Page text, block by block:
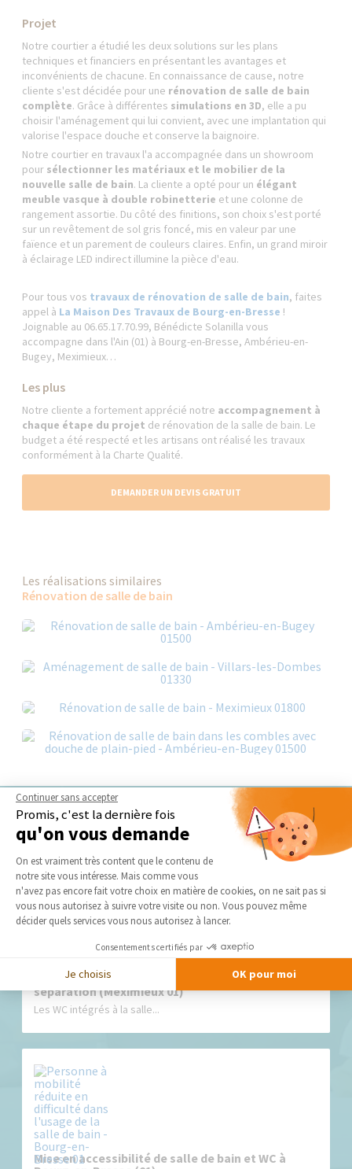
Projet
Notre courtier a étudié les deux solutions sur les plans
techniques et financiers en présentant les avantages et
inconvénients de chacune. En connaissance de cause, notre
cliente s'est décidée pour une rénovation de salle de bain
complète. Grâce à différentes simulations en 3D, elle a pu
choisir l'aménagement qui lui convient, avec une implantation qui
valorise l'espace douche et conserve la baignoire.
Notre courtier en travaux l'a accompagnée dans un showroom
pour sélectionner les matériaux et le mobilier de la
nouvelle salle de bain. La cliente a opté pour un élégant
meuble vasque à double robinetterie et une colonne de
rangement assortie. Du côté des finitions, son choix s'est porté
sur un revêtement de sol gris foncé, mis en valeur par une
faïence et un parement de couleurs claires. Enfin, un grand miroir
à éclairage LED indirect illumine la pièce d'eau.
Pour tous vos travaux de rénovation de salle de bain, faites
appel à La Maison Des Travaux de Bourg-en-Bresse !
Joignable au 06.65.17.70.99, Bénédicte Solanilla vous
accompagne dans l'Ain (01) à Bourg-en-Bresse, Ambérieu-en-
Bugey, Meximieux…
Les plus
Notre cliente a fortement apprécié notre accompagnement à
chaque étape du projet de rénovation de la salle de bain. Le
budget a été respecté et les artisans ont réalisé les travaux
conformément à la Charte Qualité.
DEMANDER UN DEVIS GRATUIT
Les réalisations similaires
Rénovation de salle de bain
Nos derniers conseils et actus
WC dans la salle de bain : nos solutions de
séparation (Meximieux 01)
Les WC intégrés à la salle...
Mise en accessibilité de salle de bain et WC à
Continuer sans accepter
Promis, c'est la dernière fois
qu'on vous demande
Plateforme de Gestion du
On est vraiment très content que le contenu de
notre site vous intéresse. Mais comme vous
n'avez pas encore fait votre choix en matière de cookies, on ne sait pas si
vous nous autorisez à suivre votre visite ou non. Vous pouvez même
décider quels services vous nous autorisez à lancer.
Consentements certifiés par
Je choisis OK pour moi
Axeptio consent